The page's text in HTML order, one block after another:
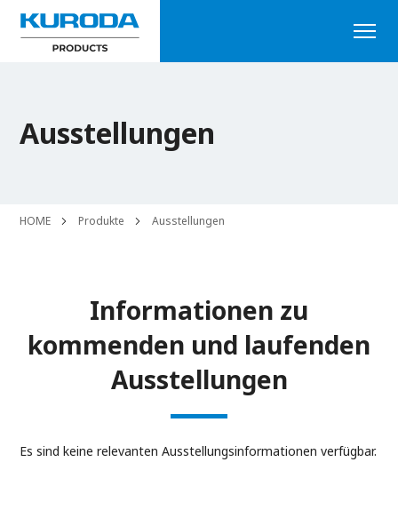
Ausstellungen
HOME Produkte Ausstellungen
Informationen zu
kommenden und laufenden
Ausstellungen
Es sind keine relevanten Ausstellungsinformationen verfügbar.